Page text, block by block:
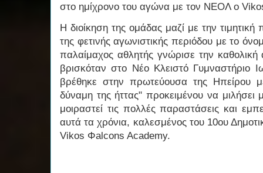
στο ημίχρονο του αγώνα με τον ΝΕΟΛ ο
Η διοίκηση της ομάδας μαζί με την
της φετινής αγωνιστικής περιόδου με το
παλαίμαχος αθλητής γνώρισε την
βρισκόταν στο Νέο Κλειστό Γυμναστήριο
βρέθηκε στην πρωτεύουσα της Ηπείρου
δύναμη της ήττας" προκειμένου να μιλήσει
μοιραστεί τις πολλές παραστάσεις και
αυτά τα χρόνια, καλεσμένος του 10ου
Vikos Φalcons Academy.